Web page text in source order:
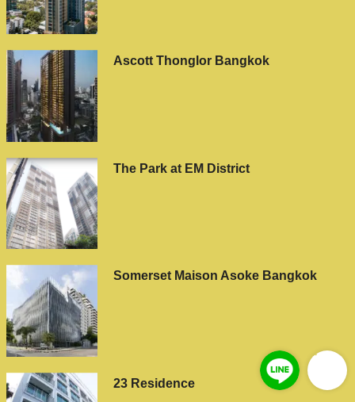
Ascott Thonglor Bangkok
The Park at EM District
Somerset Maison Asoke Bangkok
23 Residence